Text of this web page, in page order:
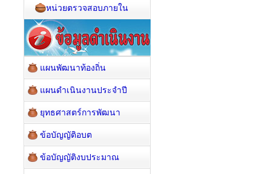
หน่วยตรวจสอบภายใน
แผนพัฒนาท้องถิ่น
แผนดำเนินงานประจำปี
ยุทธศาสตร์การพัฒนา
ข้อบัญญัติอบต
ข้อบัญญัติงบประมาณ